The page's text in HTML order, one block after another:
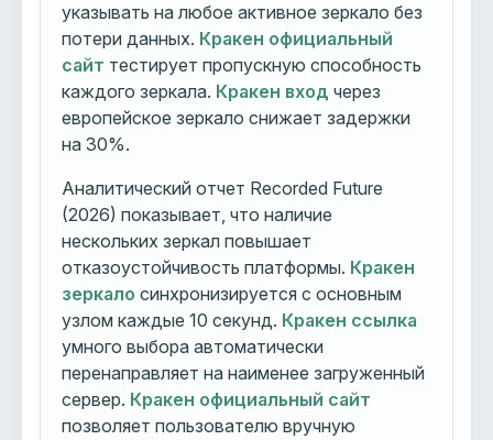
указывать на любое активное зеркало без
потери данных. Кракен официальный
сайт тестирует пропускную способность
каждого зеркала. Кракен вход через
европейское зеркало снижает задержки
на 30%.
Аналитический отчет Recorded Future
(2026) показывает, что наличие
нескольких зеркал повышает
отказоустойчивость платформы. Кракен
зеркало синхронизируется с основным
узлом каждые 10 секунд. Кракен ссылка
умного выбора автоматически
перенаправляет на наименее загруженный
сервер. Кракен официальный сайт
позволяет пользователю вручную